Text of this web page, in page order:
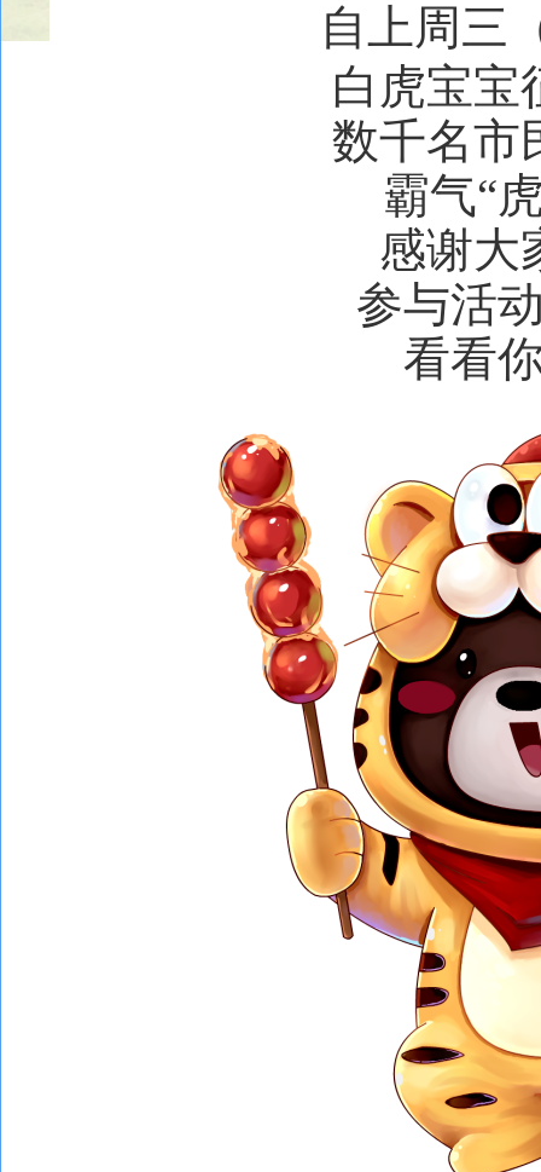
自上周三
白虎宝宝
数千名市
霸气“
感谢大
参与活
看看